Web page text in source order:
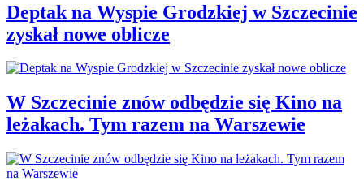
Deptak na Wyspie Grodzkiej w Szczecinie
zyskał nowe oblicze
W Szczecinie znów odbędzie się Kino na
leżakach. Tym razem na Warszewie